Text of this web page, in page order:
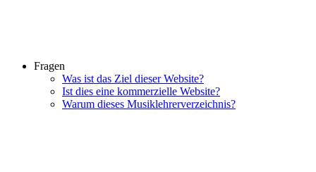
Fragen
Was ist das Ziel dieser Website?
Ist dies eine kommerzielle Website?
Warum dieses Musiklehrerverzeichnis?